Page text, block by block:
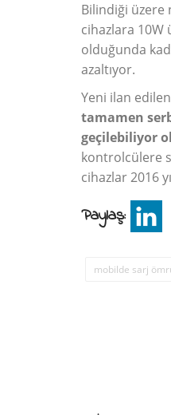
Bilindiği üzere
cihazlara 10W
olduğunda
azaltıyor.
Yeni ilan edilen
tamamen
geçilebiliyor
kontrolcülere
cihazlar 2016
Paylaş:
mobilde sarj